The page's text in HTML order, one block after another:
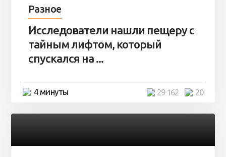
Разное
Исследователи нашли пещеру с
тайным лифтом, который
спускался на ...
4 минуты 20
29 162